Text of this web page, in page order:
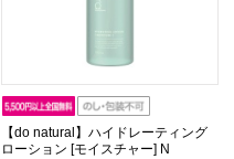
【do natural】ハイドレーティング
ローション [モイスチャー] N